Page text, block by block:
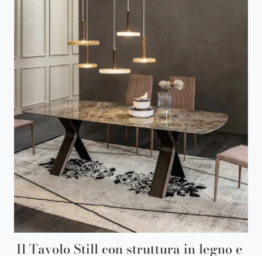
Il Tavolo Still con struttura in legno e